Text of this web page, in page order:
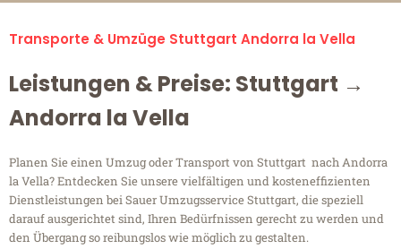
Transporte & Umzüge Stuttgart Andorra la Vella
Leistungen & Preise: Stuttgart →
Andorra la Vella
Planen Sie einen Umzug oder Transport von Stuttgart nach Andorra
la Vella? Entdecken Sie unsere vielfältigen und kosteneffizienten
Dienstleistungen bei Sauer Umzugsservice Stuttgart, die speziell
darauf ausgerichtet sind, Ihren Bedürfnissen gerecht zu werden und
den Übergang so reibungslos wie möglich zu gestalten.